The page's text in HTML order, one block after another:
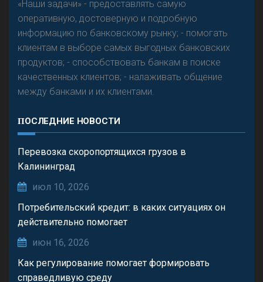
«Наши задачи» - предоставлять самую
оперативную, достоверную и подробную
информацию по банковскому рынку; - помогать
клиентам в выборе самых выгодных банковских
продуктов; - способствовать банкам в поиске
качественных клиентов; - налаживать общение
между банками и их клиентами.
ПОСЛЕДНИЕ НОВОСТИ
Перевозка скоропортящихся грузов в
Калининград
июл 10, 2026
Потребительский кредит: в каких ситуациях он
действительно помогает
июн 16, 2026
Как регулирование помогает формировать
справедливую среду